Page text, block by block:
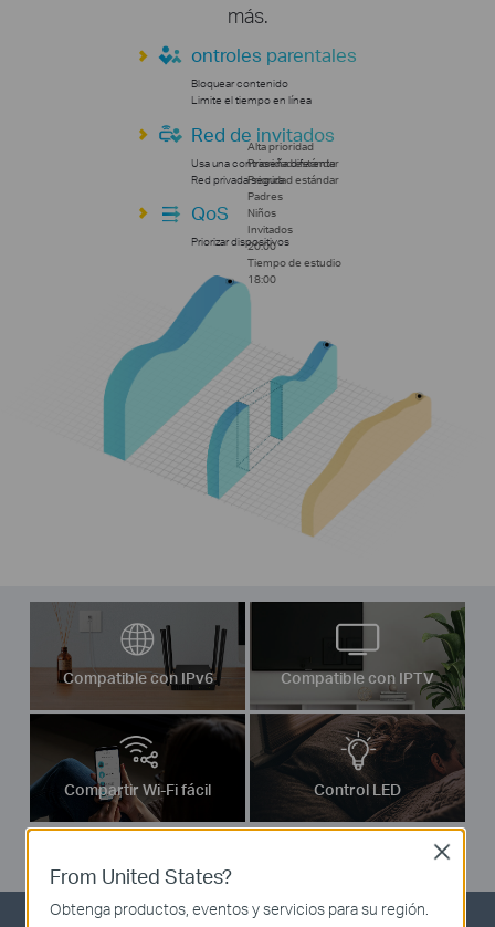
más.
ontroles parentales
Bloquear contenido
Limite el tiempo en línea
Red de invitados
Usa una contraseña diferente
Red privada segura
QoS
Priorizar dispositivos
Alta prioridad
Prioridad estándar
Prioridad estándar
Padres
Niños
Invitados
20:00
Tiempo de estudio
18:00
Compatible con IPv6 Compatible con IPTV
Compartir Wi-Fi fácil Control LED
From United States?
Obtenga productos, eventos y servicios para su región.
Close